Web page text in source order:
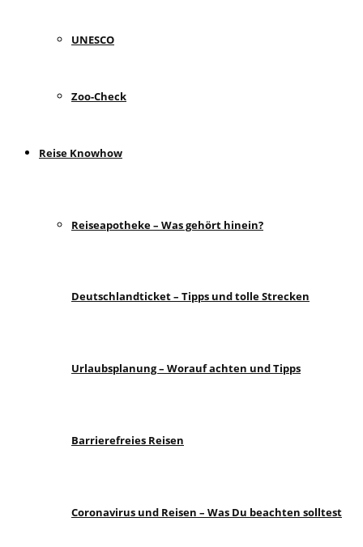
UNESCO
Zoo-Check
Reise Knowhow
Reiseapotheke – Was gehört hinein?
Deutschlandticket – Tipps und tolle Strecken
Urlaubsplanung – Worauf achten und Tipps
Barrierefreies Reisen
Coronavirus und Reisen – Was Du beachten solltest